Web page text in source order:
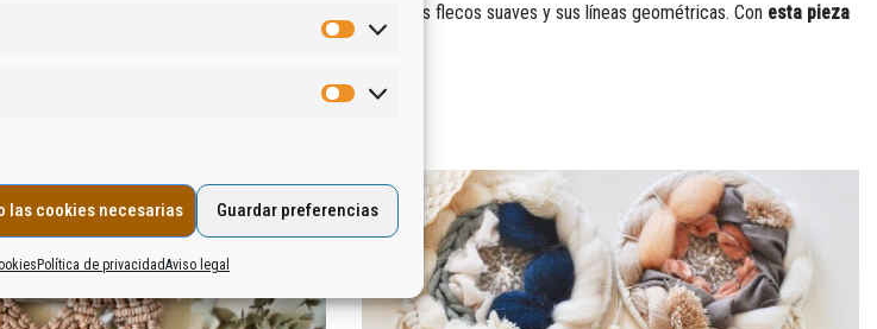
las cookies necesarias Guardar preferencias
Política de privacidadAviso legal
espacio de interiores. Os sorprenderá con sus flecos suaves y sus líneas geométricas. Con esta pieza